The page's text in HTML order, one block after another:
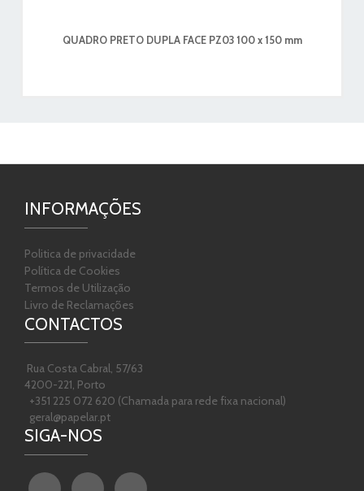
QUADRO PRETO DUPLA FACE PZ03 100 x 150 mm
INFORMAÇÕES
Politica de privacidade
Política de Cookies
Termos de Utilização
Livro de Reclamações
CONTACTOS
Rua Costa Cabral, 57/63
4200-221, Porto
+351 225 072 620 (Chamada para rede fixa nacional)
geral@papelar.pt
SIGA-NOS